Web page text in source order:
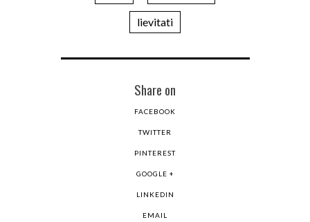
lievitati
Share on
FACEBOOK
TWITTER
PINTEREST
GOOGLE +
LINKEDIN
EMAIL